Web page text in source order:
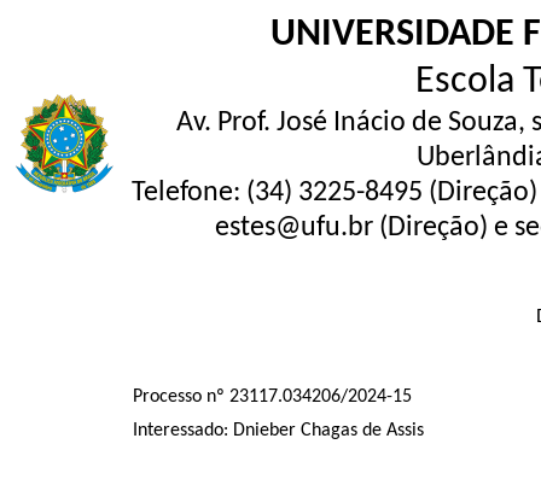
UNIVERSIDADE
Escola
Av. Prof. José Inácio de
Telefone: (34) 3225-8495
estes@ufu.br (Direção) e
Processo nº 23117.034206/2024-15
Interessado: Dnieber Chagas de Assis